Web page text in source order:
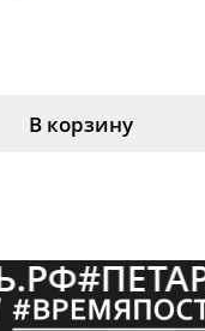
В корзину
#ПЕТАРДЫ